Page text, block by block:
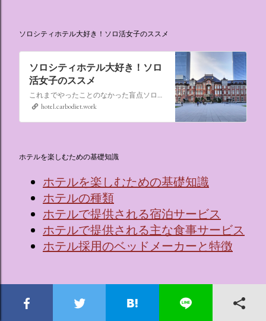
ソロシティホテル大好き！ソロ活女子のススメ
ソロシティホテル大好き！ソロ
活女子のススメ
これまでやったことのなかった盲点ソロ活、“なんでもない日にシティホテルに泊まる”。ソロ活女子のススメ,ソロシティホテル
hotel.carbodiet.work
ホテルを楽しむための基礎知識
ホテルを楽しむための基礎知識
ホテルの種類
ホテルで提供される宿泊サービス
ホテルで提供される主な食事サービス
ホテル採用のベッドメーカーと特徴